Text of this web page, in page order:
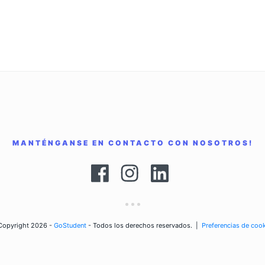
MANTÉNGANSE EN CONTACTO CON NOSOTROS!
2026 - GoStudent - Todos los derechos reservados. Preferencias de